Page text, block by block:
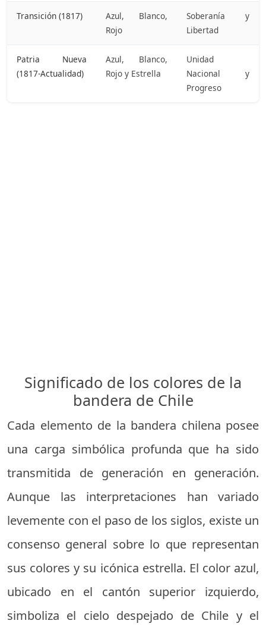
Transición (1817)
Azul, Blanco,
Rojo
Soberanía y
Libertad
Patria Nueva
(1817-Actualidad)
Azul, Blanco,
Rojo y Estrella
Unidad
Nacional y
Progreso
Significado de los colores de la
bandera de Chile
Cada elemento de la bandera chilena posee
una carga simbólica profunda que ha sido
transmitida de generación en generación.
Aunque las interpretaciones han variado
levemente con el paso de los siglos, existe un
consenso general sobre lo que representan
sus colores y su icónica estrella. El color azul,
ubicado en el cantón superior izquierdo,
simboliza el cielo despejado de Chile y el